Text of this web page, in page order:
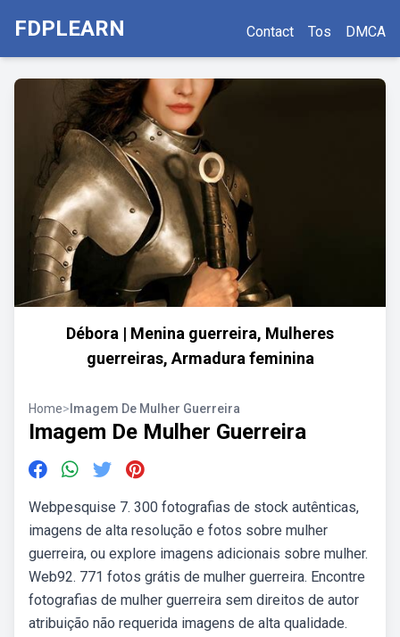
FDPLEARN Contact Tos DMCA
Débora | Menina guerreira, Mulheres
guerreiras, Armadura feminina
Home> Imagem De Mulher Guerreira
Imagem De Mulher Guerreira
Webpesquise 7. 300 fotografias de stock autênticas,
imagens de alta resolução e fotos sobre mulher
guerreira, ou explore imagens adicionais sobre mulher.
Web92. 771 fotos grátis de mulher guerreira. Encontre
fotografias de mulher guerreira sem direitos de autor
atribuição não requerida imagens de alta qualidade.